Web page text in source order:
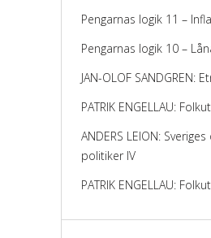
Pengarnas logik 11 –
Pengarnas logik 10 –
JAN-OLOF SANDGREN:
PATRIK ENGELLAU:
ANDERS LEION:
politiker IV
PATRIK ENGELLAU: